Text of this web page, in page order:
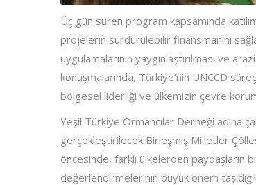
Üç gün süren program kapsamında
projelerin sürdürülebilir finansmanını
uygulamalarının yaygınlaştırılması ve
konuşmalarında, Türkiye’nin UNCCD
bölgesel liderliği ve ülkemizin çevre
Yeşil Türkiye Ormancılar Derneği adına
gerçekleştirilecek Birleşmiş Milletler
öncesinde, farklı ülkelerden paydaşların
değerlendirmelerinin büyük önem